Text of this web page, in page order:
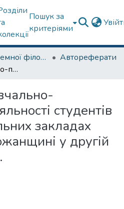
Пошук за
критеріями
Кафедра іноземної філології
Автореферати
Організація навчально-пізнавальної діяльності студентів у вищих навчальних закладах освіти на Слобожанщині у другій половині ХІХ ст.
студентів
закладах
у другій